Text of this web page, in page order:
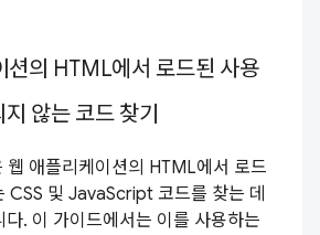
션의 HTML에서 로드된 사용
지 않는 코드 찾기
웹 애플리케이션의 HTML에서 로드
CSS 및 JavaScript 코드를 찾는 데
. 이 가이드에서는 이를 사용하는